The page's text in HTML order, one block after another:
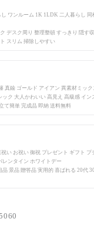
ワンルーム 1K 1LDK 二人暮らし
デスク周り 整理整頓 すっきり 隠す
スリム 掃除しやすい
真鍮 ゴールド アイアン 異素材ミック
ク 大人かわいい 高見え 高級感 イン
て簡単 完成品 即納 送料無料
い お祝い 御祝 プレゼント ギフト
レンタイン ホワイトデー
景品 贈答品 実用的 喜ばれる 20代